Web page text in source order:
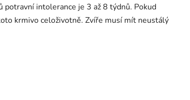
potravní intolerance je 3 až 8 týdnů. Pokud
krmivo celoživotně. Zvíře musí mít neustálý